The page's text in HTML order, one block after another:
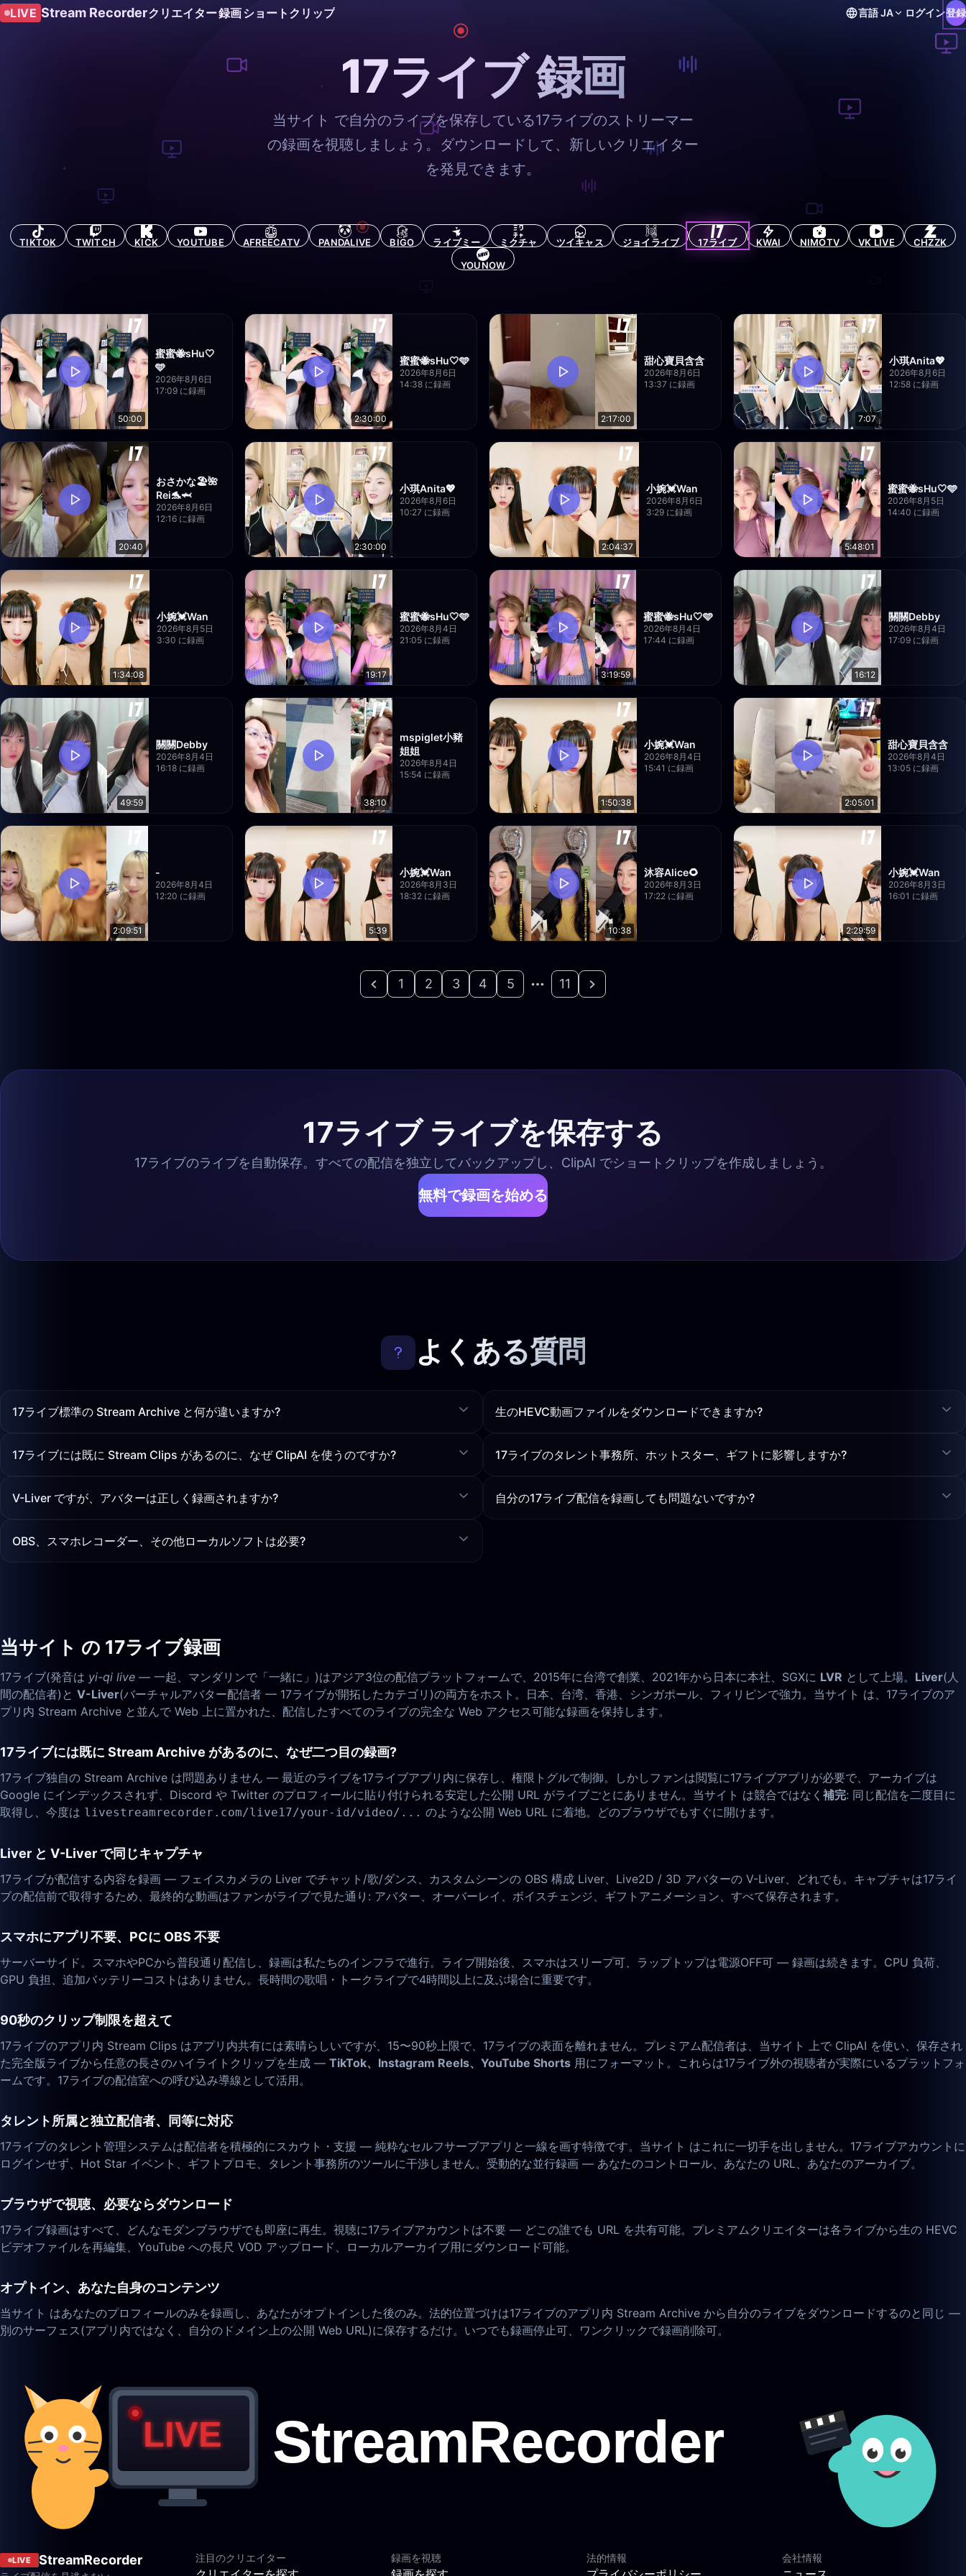
LIVE Stream Recorderクリエイター録画ショートクリップ 言語JA ログイン登録
17ライブ 録画
当サイト で自分のライブを保存している17ライブのストリーマー
の録画を視聴しましょう。ダウンロードして、新しいクリエイター
を発見できます。
TIKTOK TWITCH KICK YOUTUBE AFREECATV PANDALIVE BIGO ライブミー ミクチャ ツイキャス ジョイライブ 17ライブ KWAI NIMOTV VK LIVE
CHZZK
YOUNOW
50:00
蜜蜜🐝sHu🤍
🩵
2026年8月6日
17:09 に録画
2:30:00
蜜蜜🐝sHu🤍🩵
2026年8月6日
14:38 に録画
2:17:00
甜心寶貝含含
2026年8月6日
13:37 に録画
7:07
小琪Anita💖
2026年8月6日
12:58 に録画
20:40
おさかな🏖🌺
Rei🐬🦈
2026年8月6日
12:16 に録画
2:30:00
小琪Anita💖
2026年8月6日
10:27 に録画
2:04:37
小婉💓Wan
2026年8月6日
3:29 に録画
5:48:01
蜜蜜🐝sHu🤍🩵
2026年8月5日
14:40 に録画
1:34:08
小婉💓Wan
2026年8月5日
3:30 に録画
19:17
蜜蜜🐝sHu🤍🩵
2026年8月4日
21:05 に録画
3:19:59
蜜蜜🐝sHu🤍🩵
2026年8月4日
17:44 に録画
16:12
關關Debby
2026年8月4日
17:09 に録画
49:59
關關Debby
2026年8月4日
16:18 に録画
38:10
mspiglet小豬
姐姐
2026年8月4日
15:54 に録画
1:50:38
小婉💓Wan
2026年8月4日
15:41 に録画
2:05:01
甜心寶貝含含
2026年8月4日
13:05 に録画
2:09:51
-
2026年8月4日
12:20 に録画
5:39
小婉💓Wan
2026年8月3日
18:32 に録画
10:38
沐容Alice🌻
2026年8月3日
17:22 に録画
2:29:59
小婉💓Wan
2026年8月3日
16:01 に録画
1 2 3 4 5 11
17ライブ ライブを保存する
17ライブのライブを自動保存。すべての配信を独立してバックアップし、ClipAI でショートクリップを作成しましょう。
無料で録画を始める
よくある質問
17ライブ標準の Stream Archive と何が違いますか?
17ライブには既に Stream Clips があるのに、なぜ ClipAI を使うのですか?
V-Liver ですが、アバターは正しく録画されますか?
OBS、スマホレコーダー、その他ローカルソフトは必要?
生のHEVC動画ファイルをダウンロードできますか?
17ライブのタレント事務所、ホットスター、ギフトに影響しますか?
自分の17ライブ配信を録画しても問題ないですか?
当サイト の 17ライブ録画
17ライブ(発音は yi-qi live — 一起、マンダリンで「一緒に」)はアジア3位の配信プラットフォームで、2015年に台湾で創業、2021年から日本に本社、SGXに LVR として上場。 Liver(人
間の配信者)と V-Liver(バーチャルアバター配信者 — 17ライブが開拓したカテゴリ)の両方をホスト。日本、台湾、香港、シンガポール、フィリピンで強力。当サイト は、17ライブのア
プリ内 Stream Archive と並んで Web 上に置かれた、配信したすべてのライブの完全な Web アクセス可能な録画を保持します。
17ライブには既に Stream Archive があるのに、なぜ二つ目の録画?
17ライブ独自の Stream Archive は問題ありません — 最近のライブを17ライブアプリ内に保存し、権限トグルで制御。しかしファンは閲覧に17ライブアプリが必要で、アーカイブは
Google にインデックスされず、Discord や Twitter のプロフィールに貼り付けられる安定した公開 URL がライブごとにありません。当サイト は競合ではなく 補完: 同じ配信を二度目に
取得し、今度は livestreamrecorder.com/live17/your-id/video/... のような公開 Web URL に着地。どのブラウザでもすぐに開けます。
Liver と V-Liver で同じキャプチャ
17ライブが配信する内容を録画 — フェイスカメラの Liver でチャット/歌/ダンス、カスタムシーンの OBS 構成 Liver、Live2D / 3D アバターの V-Liver、どれでも。キャプチャは17ライ
ブの配信前で取得するため、最終的な動画はファンがライブで見た通り: アバター、オーバーレイ、ボイスチェンジ、ギフトアニメーション、すべて保存されます。
スマホにアプリ不要、PCに OBS 不要
サーバーサイド。スマホやPCから普段通り配信し、録画は私たちのインフラで進行。ライブ開始後、スマホはスリープ可、ラップトップは電源OFF可 — 録画は続きます。CPU 負荷、
GPU 負担、追加バッテリーコストはありません。長時間の歌唱・トークライブで4時間以上に及ぶ場合に重要です。
90秒のクリップ制限を超えて
17ライブのアプリ内 Stream Clips はアプリ内共有には素晴らしいですが、15〜90秒上限で、17ライブの表面を離れません。プレミアム配信者は、当サイト 上で ClipAI を使い、保存され
た完全版ライブから任意の長さのハイライトクリップを生成 — TikTok、Instagram Reels、YouTube Shorts 用にフォーマット。これらは17ライブ外の視聴者が実際にいるプラットフォ
ームです。17ライブの配信室への呼び込み導線として活用。
タレント所属と独立配信者、同等に対応
17ライブのタレント管理システムは配信者を積極的にスカウト・支援 — 純粋なセルフサーブアプリと一線を画す特徴です。当サイト はこれに一切手を出しません。17ライブアカウントに
ログインせず、Hot Star イベント、ギフトプロモ、タレント事務所のツールに干渉しません。受動的な並行録画 — あなたのコントロール、あなたの URL、あなたのアーカイブ。
ブラウザで視聴、必要ならダウンロード
17ライブ録画はすべて、どんなモダンブラウザでも即座に再生。視聴に17ライブアカウントは不要 — どこの誰でも URL を共有可能。プレミアムクリエイターは各ライブから生の HEVC
ビデオファイルを再編集、YouTube への長尺 VOD アップロード、ローカルアーカイブ用にダウンロード可能。
オプトイン、あなた自身のコンテンツ
当サイト はあなたのプロフィールのみを録画し、あなたがオプトインした後のみ。法的位置づけは17ライブのアプリ内 Stream Archive から自分のライブをダウンロードするのと同じ —
別のサーフェス(アプリ内ではなく、自分のドメイン上の公開 Web URL)に保存するだけ。いつでも録画停止可、ワンクリックで録画削除可。
LIVE StreamRecorder 注目のクリエイター 録画を視聴 法的情報 会社情報